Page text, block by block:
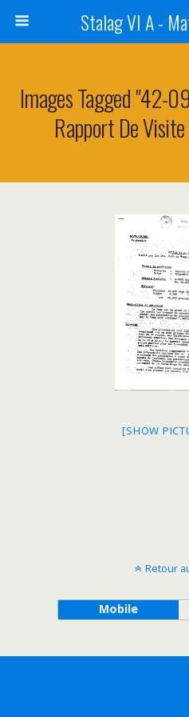
Stalag VI A -
Images Tagged "42-
Rapport De
[SHOW
Retour
Mobile